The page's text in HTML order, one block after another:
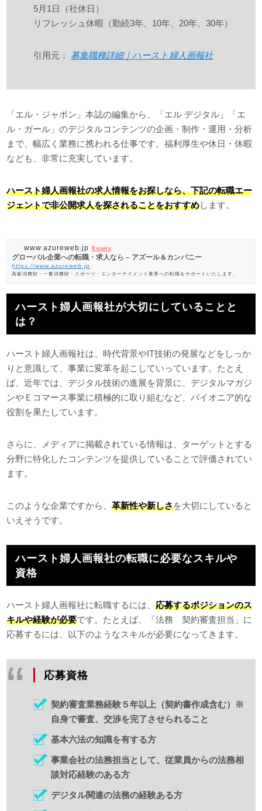
5月1日（社休日）
リフレッシュ休暇（勤続3年、10年、20年、30年）
引用元： 募集職種詳細｜ハースト婦人画報社
「エル・ジャポン」本誌の編集から、「エル デジタル」「エ
ル・ガール」のデジタルコンテンツの企画・制作・運用・分析
まで、幅広く業務に携われる仕事です。福利厚生や休日・休暇
なども、非常に充実しています。
ハースト婦人画報社の求人情報をお探しなら、下記の転職エー
ジェントで非公開求人を探されることをおすすめします。
www.azureweb.jp 8 users
グローバル企業への転職・求人なら – アズール＆カンパニー
https://www.azureweb.jp
高級消費財・一般消費財・スポーツ・エンターテイメント業界への転職をサポートいたします。
ハースト婦人画報社が大切にしていることと
は？
ハースト婦人画報社は、時代背景やIT技術の発展などをしっか
りと意識して、事業に変革を起こしていっています。たとえ
ば、近年では、デジタル技術の進展を背景に、デジタルマガジ
ンやＥコマース事業に積極的に取り組むなど、パイオニア的な
役割を果たしています。
さらに、メディアに掲載されている情報は、ターゲットとする
分野に特化したコンテンツを提供していることで評価されてい
ます。
このような企業ですから、革新性や新しさを大切にしていると
いえそうです。
ハースト婦人画報社の転職に必要なスキルや
資格
ハースト婦人画報社に転職するには、応募するポジションのス
キルや経験が必要です。たとえば、「法務 契約審査担当」に
応募するには、以下のようなスキルが必要になってきます。
応募資格
契約審査業務経験５年以上（契約書作成含む）※
自身で審査、交渉を完了させられること
基本六法の知識を有する方
事業会社の法務担当として、従業員からの法務相
談対応経験のある方
デジタル関連の法務の経験ある方